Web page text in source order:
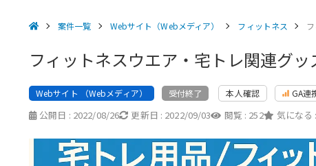
案件一覧 Webサイト（Webメディア） フィットネス
フィットネスウエア・宅トレ関連グ
Webサイト （Webメディア） 受付終了 本人確認 GA連
公開日 : 2022/08/26 更新日 : 2022/09/03 閲覧 : 252 気になる :